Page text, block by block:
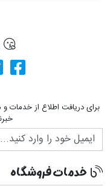
برای دریافت اطلاع از
خدمات فروشگاه